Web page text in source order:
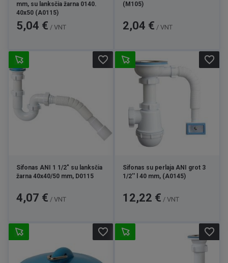
mm, su lanksčia žarna 0140.
40x50 (A0115)
Kaina
5,04 € / VNT
(M105)
Kaina
2,04 € / VNT
Sifonas ANI 1 1/2" su lanksčia
žarna 40x40/50 mm, D0115
Kaina
4,07 € / VNT
favorite_border
Sifonas su perlaja ANI grot 3
1/2'' l 40 mm, (A0145)
Kaina
12,22 € / VNT
favorite_border
favorite_border favorite_border